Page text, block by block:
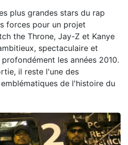
plus grandes stars du rap
forces pour un projet
the Throne, Jay-Z et Kanye
spectaculaire et
les années 2010.
il reste l'une des
de l'histoire du